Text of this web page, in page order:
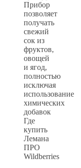
Прибор
позволяет
получать
свежий
сок из
фруктов,
овощей
и ягод,
полностью
исключая
использование
химических
добавок
Где
купить
Лемана
ПРО
Wildberries